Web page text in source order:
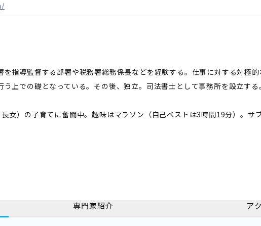
指導監督する部署や税務署総務係長などを経験する。仕事に対する対極
上での礎となっている。その後、独立。司法書士として事務所を設立する。
女）の子育てに奮闘中。趣味はマラソン（自己ベストは3時間19分）。サ
専門家紹介 ア